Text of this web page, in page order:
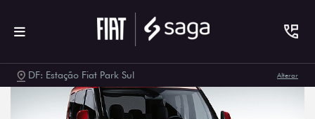
DF: Estação Fiat Park Sul Alterar